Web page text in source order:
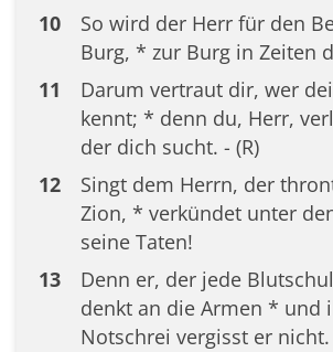
10
So wird der Herr für den
Burg, * zur Burg in Zeiten
11
Darum vertraut dir, wer
kennt; * denn du, Herr,
der dich sucht. - (R)
12
Singt dem Herrn, der
Zion, * verkündet unter
seine Taten!
13
Denn er, der jede
denkt an die Armen * und
Notschrei vergisst er nicht.